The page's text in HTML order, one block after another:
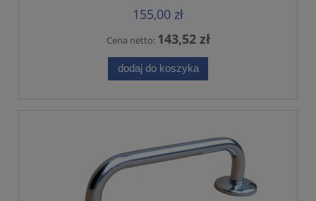
155,00 zł
Cena netto: 143,52 zł
dodaj do koszyka